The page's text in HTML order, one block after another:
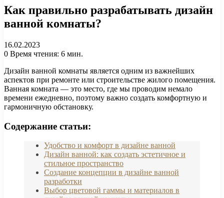
Как правильно разрабатывать дизайн
ванной комнаты?
16.02.2023
0 Время чтения: 6 мин.
Дизайн ванной комнаты является одним из важнейших
аспектов при ремонте или строительстве жилого помещения.
Ванная комната — это место, где мы проводим немало
времени ежедневно, поэтому важно создать комфортную и
гармоничную обстановку.
Содержание статьи:
Удобство и комфорт в дизайне ванной
Дизайн ванной: как создать эстетичное и
стильное пространство
Создание концепции в дизайне ванной
разработки
Выбор цветовой гаммы и материалов в